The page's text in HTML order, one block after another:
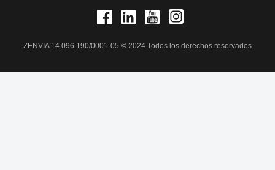
ZENVIA 14.096.190/0001-05 © 2024 Todos los derechos reservados